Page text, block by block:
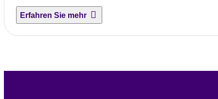
Erfahren Sie mehr